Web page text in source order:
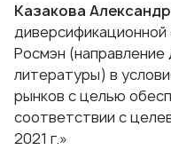
Казакова
диверсификационной
Росмэн
литературы) в
рынков с целью
соответствии с
2021 г.»